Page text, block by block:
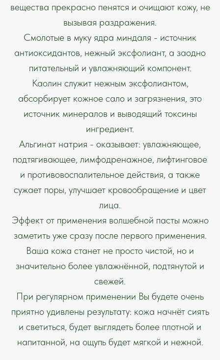
вещества прекрасно пенятся и очищают кожу, не
вызывая раздражения.
Смолотые в муку ядра миндаля - источник
антиоксидантов, нежный эксфолиант, а заодно
питательный и увлажняющий компонент.
Каолин служит нежным эксфолиантом,
абсорбирует кожное сало и загрязнения, это
источник минералов и выводящий токсины
ингредиент.
Альгинат натрия - оказывает: увлажняющее,
подтягивающее, лимфодренажное, лифтинговое
и противовоспалительное действия, а также
сужает поры, улучшает кровообращение и цвет
лица.
Эффект от применения волшебной пасты можно
заметить уже сразу после первого применения.
Ваша кожа станет не просто чистой, но и
значительно более увлажнённой, подтянутой и
свежей.
При регулярном применении Вы будете очень
приятно удивлены результату: кожа начнёт сиять
и светиться, будет выглядеть более плотной и
напитанной, на ощупь будет мягкой и нежной.